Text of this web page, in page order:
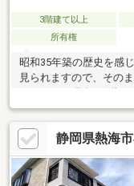
3階建て以上
所有権
昭和35年築の歴史を感
見られますので、その
なります。現在、1階
スが完備されており、
（未登記）は、車種や
確保されています。リ
を創り出せるこの物件
機会となるのではない
静岡県熱海